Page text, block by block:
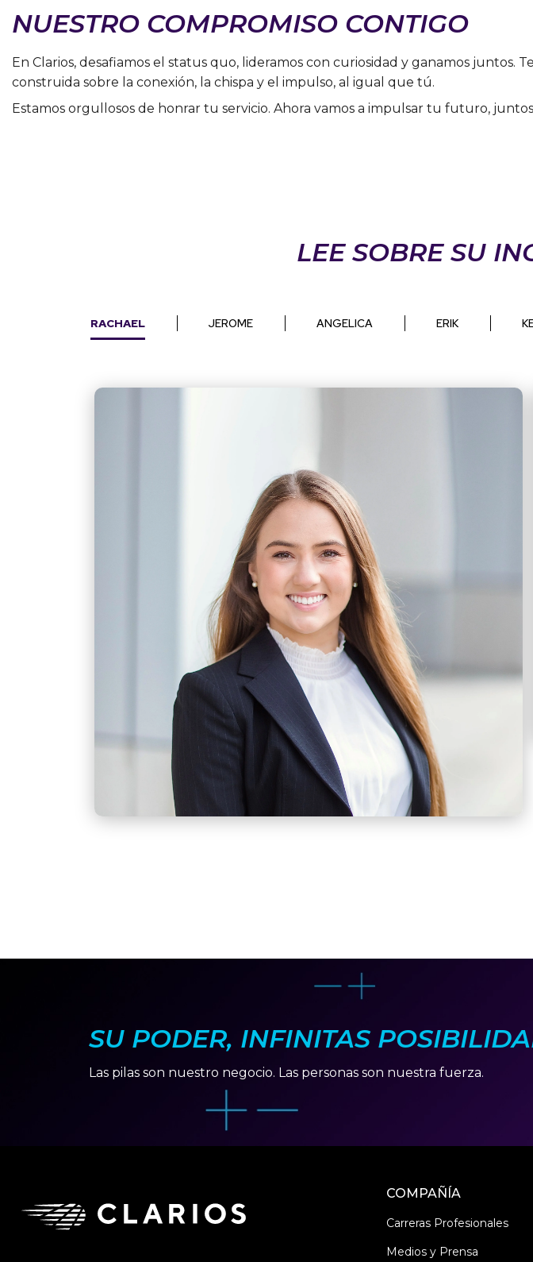
NUESTRO COMPROMISO CONTIGO
En Clarios, desafiamos el status quo, lideramos con curiosidad y ganamos
construida sobre la conexión, la chispa y el impulso, al igual que tú.
Estamos orgullosos de honrar tu servicio. Ahora vamos a impulsar tu futuro,
LEE SOBRE SU
RACHAEL JEROME ANGELICA ERIK
SU PODER, INFINITAS
Las pilas son nuestro negocio. Las personas son nuestra fuerza.
COMPAÑÍA
Carreras Profesionales
Medios y Prensa